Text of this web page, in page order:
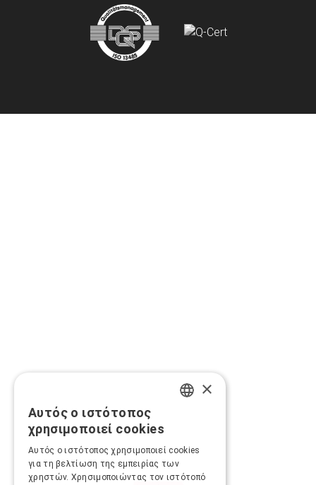
×
Αυτός ο ιστότοπος
χρησιμοποιεί cookies
Αυτός ο ιστότοπος χρησιμοποιεί cookies
για τη βελτίωση της εμπειρίας των
χρηστών. Χρησιμοποιώντας τον ιστότοπό